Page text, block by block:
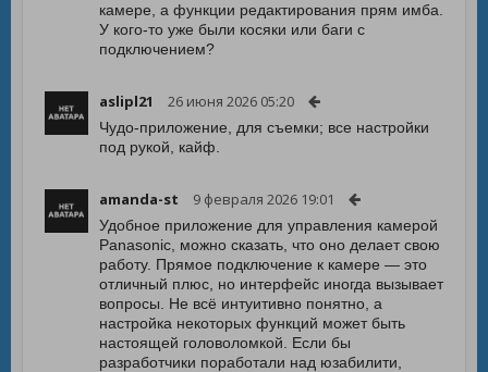
камере, а функции редактирования прям имба.
У кого-то уже были косяки или баги с
подключением?
aslipl21 26 июня 2026 05:20
Чудо-приложение, для съемки; все настройки
под рукой, кайф.
amanda-st 9 февраля 2026 19:01
Удобное приложение для управления камерой
Panasonic, можно сказать, что оно делает свою
работу. Прямое подключение к камере — это
отличный плюс, но интерфейс иногда вызывает
вопросы. Не всё интуитивно понятно, а
настройка некоторых функций может быть
настоящей головоломкой. Если бы
разработчики поработали над юзабилити,